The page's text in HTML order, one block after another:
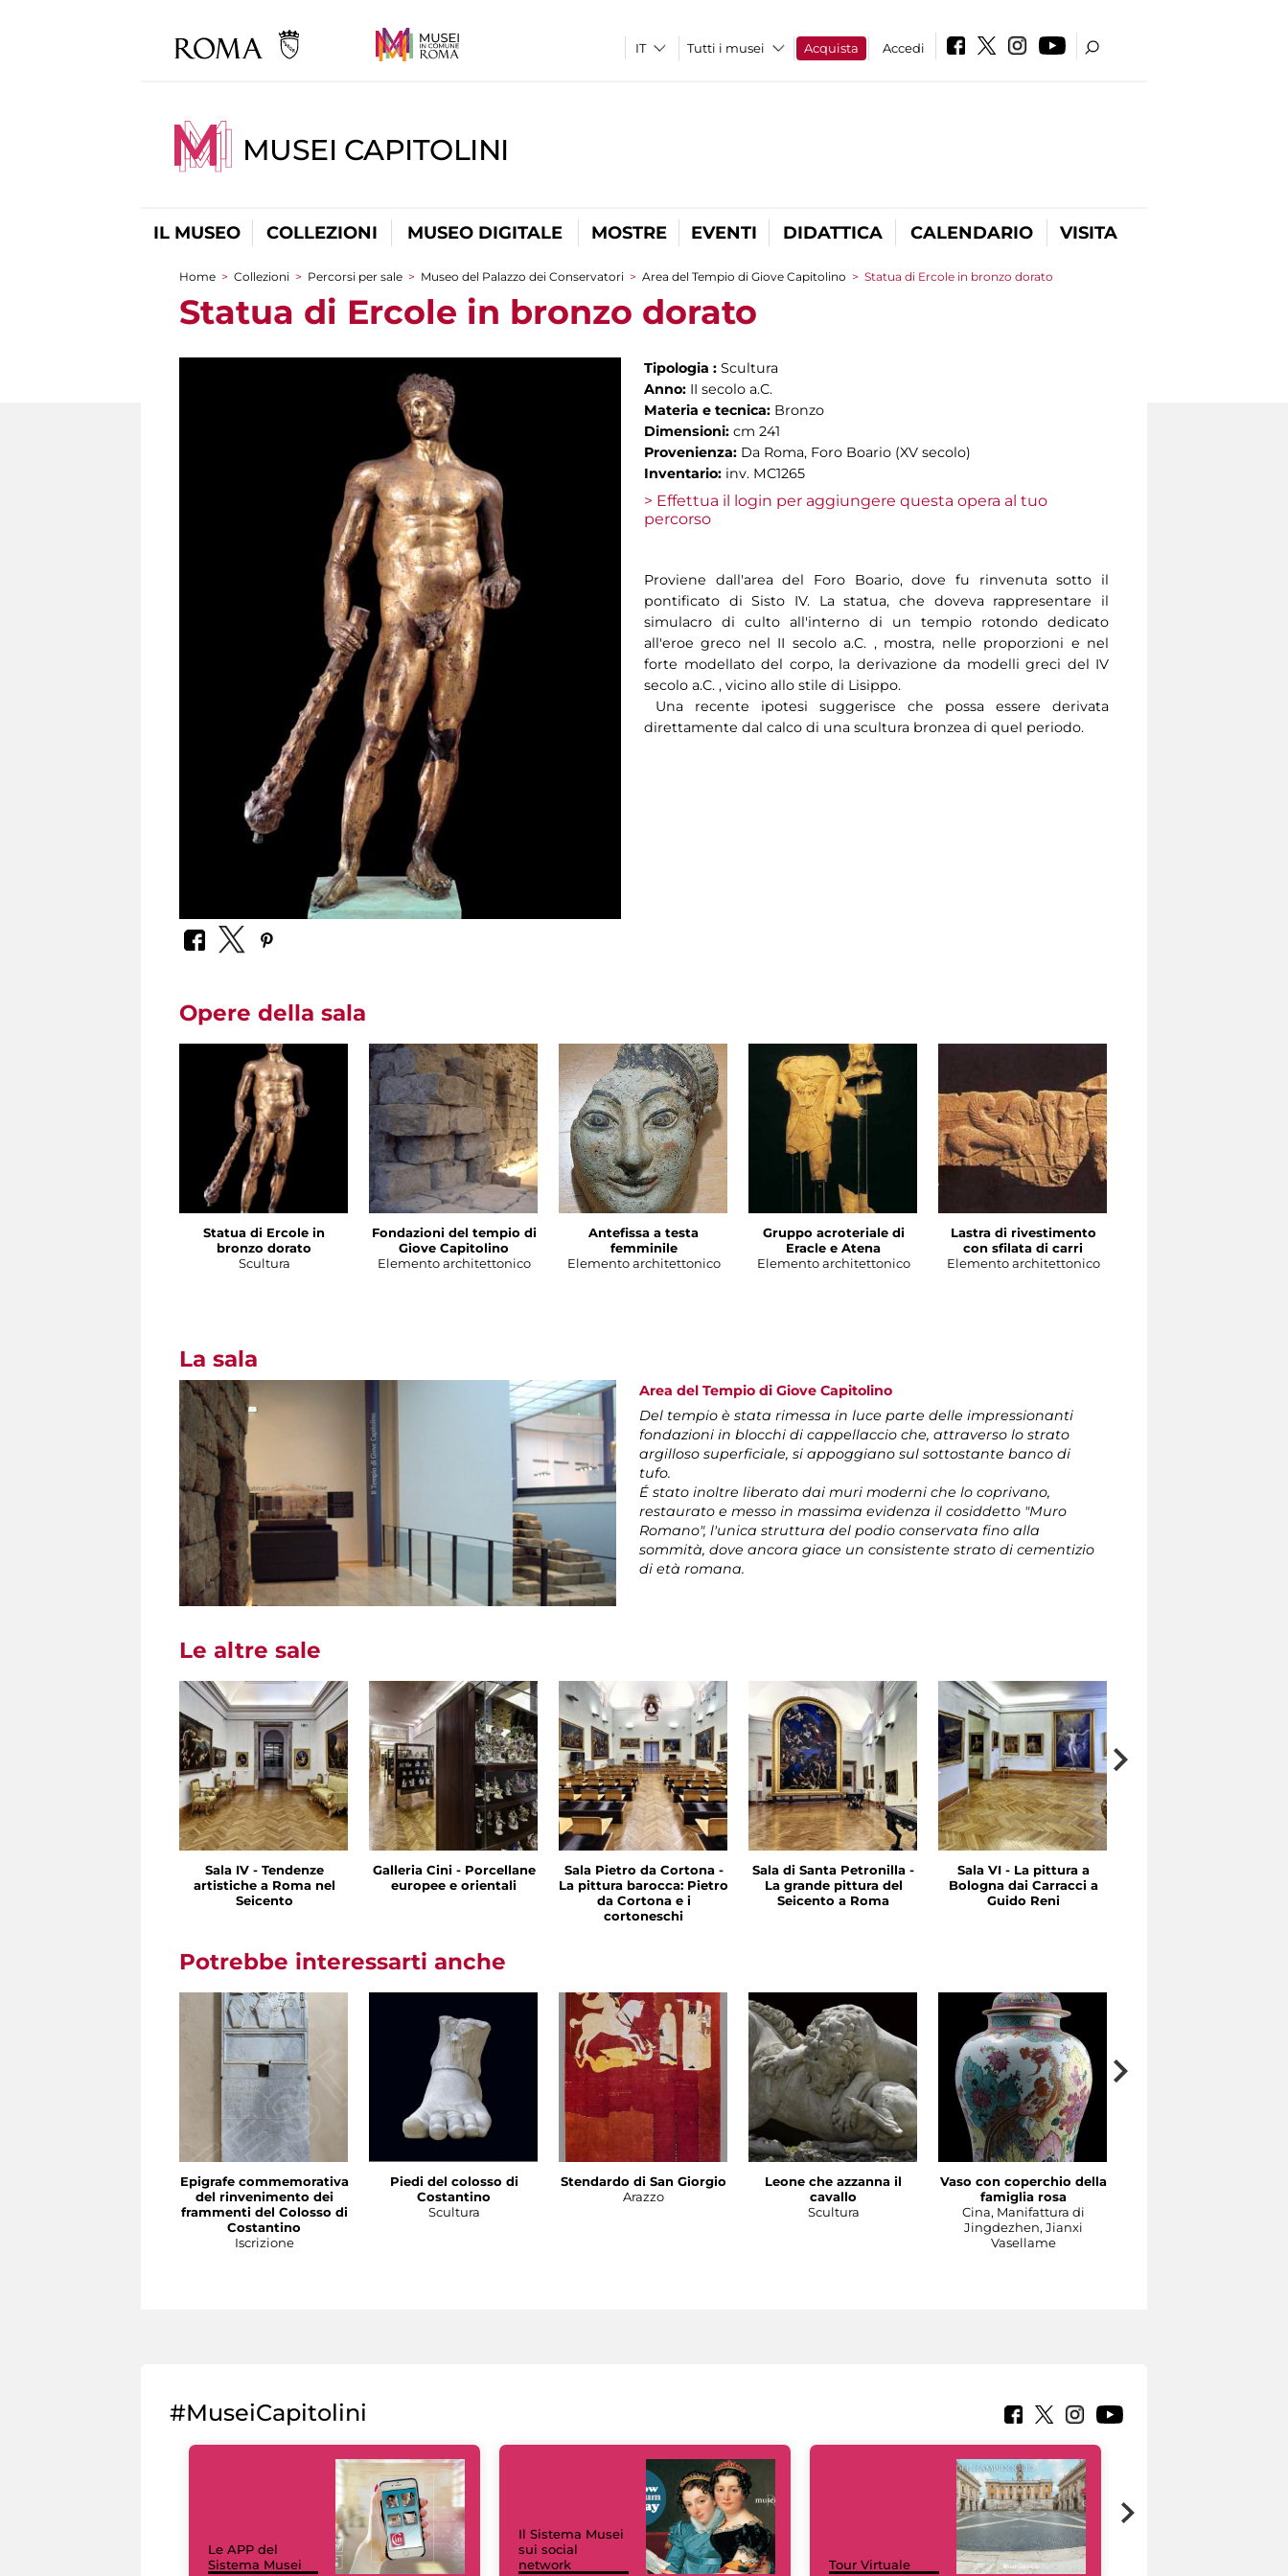
Tutti i musei Acquista Accedi
MUSEI CAPITOLINI
IL MUSEO COLLEZIONI MUSEO DIGITALE MOSTRE EVENTI DIDATTICA CALENDARIO VISITA
Tu sei qui
Home > Collezioni > Percorsi per sale > Museo del Palazzo dei Conservatori > Area del Tempio di Giove Capitolino > Statua di Ercole in bronzo dorato
Statua di Ercole in bronzo dorato
Tipologia : Scultura
Anno: II secolo a.C.
Materia e tecnica: Bronzo
Dimensioni: cm 241
Provenienza: Da Roma, Foro Boario (XV secolo)
Inventario: inv. MC1265
> Effettua il login per aggiungere questa opera al tuo
percorso
Proviene dall'area del Foro Boario, dove fu rinvenuta sotto il
pontificato di Sisto IV. La statua, che doveva rappresentare il
simulacro di culto all'interno di un tempio rotondo dedicato
all'eroe greco nel II secolo a.C. , mostra, nelle proporzioni e nel
forte modellato del corpo, la derivazione da modelli greci del IV
secolo a.C. , vicino allo stile di Lisippo.
Una recente ipotesi suggerisce che possa essere derivata
direttamente dal calco di una scultura bronzea di quel periodo.
Opere della sala
Statua di Ercole in
bronzo dorato
Scultura
Fondazioni del tempio di
Giove Capitolino
Elemento architettonico
Antefissa a testa
femminile
Elemento architettonico
Gruppo acroteriale di
Eracle e Atena
Elemento architettonico
Lastra di rivestimento
con sfilata di carri
Elemento architettonico
La sala
Area del Tempio di Giove Capitolino
Del tempio è stata rimessa in luce parte delle impressionanti
fondazioni in blocchi di cappellaccio che, attraverso lo strato
argilloso superficiale, si appoggiano sul sottostante banco di
tufo.
É stato inoltre liberato dai muri moderni che lo coprivano,
restaurato e messo in massima evidenza il cosiddetto "Muro
Romano", l'unica struttura del podio conservata fino alla
sommità, dove ancora giace un consistente strato di cementizio
di età romana.
Le altre sale
Sala IV - Tendenze
artistiche a Roma nel
Seicento
Galleria Cini - Porcellane
europee e orientali
Sala Pietro da Cortona -
La pittura barocca: Pietro
da Cortona e i
cortoneschi
Sala di Santa Petronilla -
La grande pittura del
Seicento a Roma
Sala VI - La pittura a
Bologna dai Carracci a
Guido Reni
Potrebbe interessarti anche
Epigrafe commemorativa
del rinvenimento dei
frammenti del Colosso di
Costantino
Iscrizione
Piedi del colosso di
Costantino
Scultura
Stendardo di San Giorgio
Arazzo
Leone che azzanna il
cavallo
Scultura
Vaso con coperchio della
famiglia rosa
Cina, Manifattura di
Jingdezhen, Jianxi
Vasellame
#MuseiCapitolini
Le APP del
Sistema Musei
Il Sistema Musei
sui social
network
Tour Virtuale